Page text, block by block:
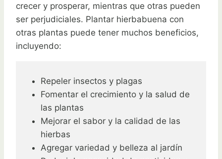
crecer y prosperar, mientras que otras pueden
ser perjudiciales. Plantar hierbabuena con
otras plantas puede tener muchos beneficios,
incluyendo:
Repeler insectos y plagas
Fomentar el crecimiento y la salud de
las plantas
Mejorar el sabor y la calidad de las
hierbas
Agregar variedad y belleza al jardín